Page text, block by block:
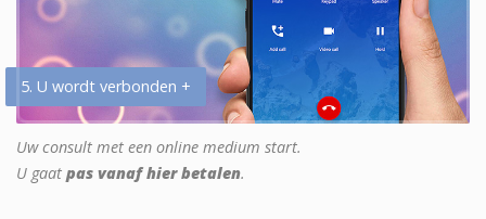
5. U wordt verbonden +
Uw consult met een online medium start.
U gaat pas vanaf hier betalen.